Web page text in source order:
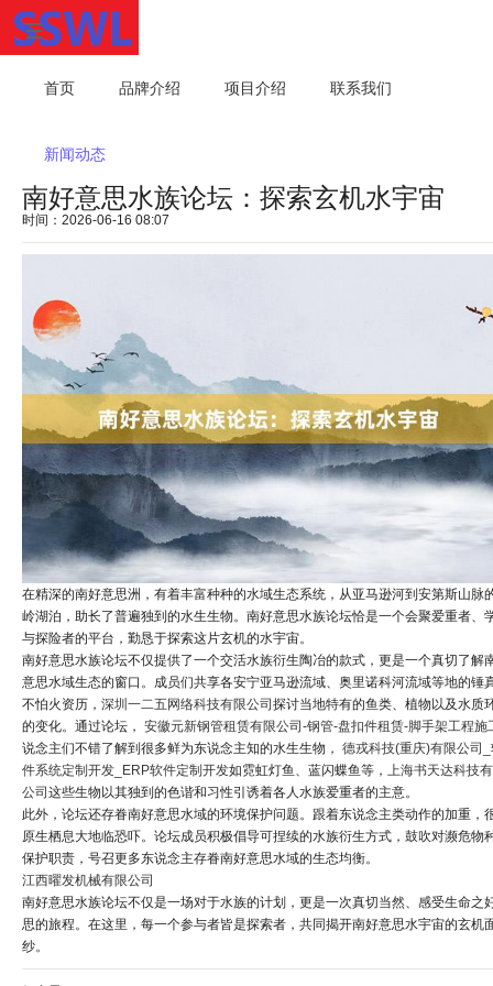
首页 品牌介绍 项目介绍 联系我们
新闻动态
南好意思水族论坛：探索玄机水宇宙
时间：2026-06-16 08:07
在精深的南好意思洲，有着丰富种种的水域生态系统，从亚马逊河到安第斯山脉
岭湖泊，助长了普遍独到的水生生物。南好意思水族论坛恰是一个会聚爱重者、
与探险者的平台，勤恳于探索这片玄机的水宇宙。
南好意思水族论坛不仅提供了一个交活水族衍生陶冶的款式，更是一个真切了解
意思水域生态的窗口。成员们共享各安宁亚马逊流域、奥里诺科河流域等地的锤
不怕火资历， 深圳一二五网络科技有限公司探讨当地特有的鱼类、植物以及水质
的变化。通过论坛， 安徽元新钢管租赁有限公司-钢管-盘扣件租赁-脚手架工程施
说念主们不错了解到很多鲜为东说念主知的水生生物， 德戎科技(重庆)有限公司
件系统定制开发_ERP软件定制开发如霓虹灯鱼、蓝闪蝶鱼等，
上海书天达科技
公司这些生物以其独到的色谐和习性引诱着各人水族爱重者的主意。
此外，论坛还存眷南好意思水域的环境保护问题。跟着东说念主类动作的加重，
原生栖息大地临恐吓。论坛成员积极倡导可捏续的水族衍生方式，鼓吹对濒危物
保护职责，号召更多东说念主存眷南好意思水域的生态均衡。
江西曜发机械有限公司
南好意思水族论坛不仅是一场对于水族的计划，更是一次真切当然、感受生命之
思的旅程。在这里，每一个参与者皆是探索者，共同揭开南好意思水宇宙的玄机
纱。